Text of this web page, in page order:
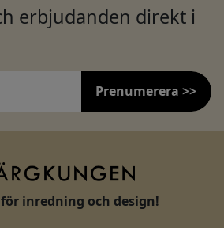
erbjudanden direkt i
Prenumerera >>
inredning och design!